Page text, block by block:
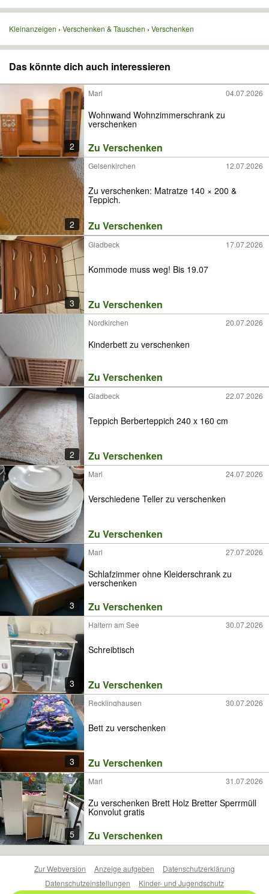
Kleinanzeigen Verschenken & Tauschen Verschenken
Das könnte dich auch interessieren
2
Marl 04.07.2026
Wohnwand Wohnzimmerschrank zu
verschenken
Zu Verschenken
2
Gelsenkirchen 12.07.2026
Zu verschenken: Matratze 140 × 200 &
Teppich.
Zu Verschenken
3
Gladbeck 17.07.2026
Kommode muss weg! Bis 19.07
Zu Verschenken
Nordkirchen 20.07.2026
Kinderbett zu verschenken
Zu Verschenken
2
Gladbeck 22.07.2026
Teppich Berberteppich 240 x 160 cm
Zu Verschenken
Marl 24.07.2026
Verschiedene Teller zu verschenken
Zu Verschenken
3
Marl 27.07.2026
Schlafzimmer ohne Kleiderschrank zu
verschenken
Zu Verschenken
3
Haltern am See 30.07.2026
Schreibtisch
Zu Verschenken
3
Recklinghausen 30.07.2026
Bett zu verschenken
Zu Verschenken
5
Marl 31.07.2026
Zu verschenken Brett Holz Bretter Sperrmüll
Konvolut gratis
Zu Verschenken
Zur Webversion Anzeige aufgeben
Datenschutzerklärung
Datenschutzeinstellungen
Kinder- und Jugendschutz